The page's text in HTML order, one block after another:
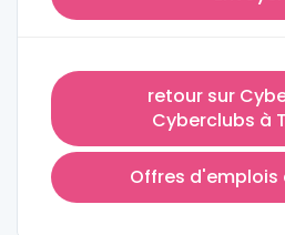
retour sur
Cyberclubs à
Offres d'emplois